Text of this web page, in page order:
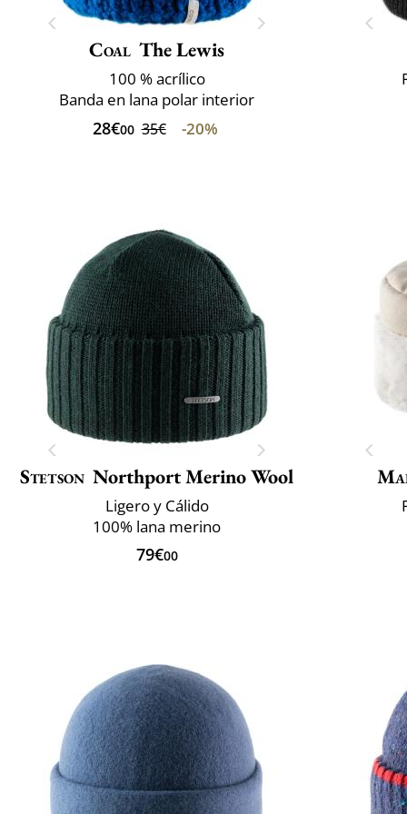
Coal The Lewis
100 % acrílico
Banda en lana polar interior
28€00 35€ -20%
Stetson Northport Merino Wool
Ligero y Cálido
100% lana merino
79€00